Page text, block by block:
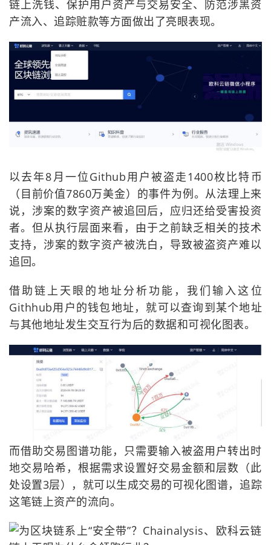
链上洗钱、保护用户资产与交易安全、防范涉黑资
产流入、追踪赃款等方面做出了亮眼表现。
以去年8月一位Github用户被盗走1400枚比特币
（目前价值7860万美金）的事件为例。从法理上来
说，涉案的数字资产被追回后，应归还给受害投资
者。但从执行层面来看，由于之前缺乏相关的技术
支持，涉案的数字资产被洗白，导致被盗资产难以
追回。
借助链上天眼的地址分析功能，我们输入这位
Githhub用户的钱包地址，就可以查询到某个地址
与其他地址发生交互行为后的数据和可视化图表。
而借助交易图谱功能，只需要输入被盗用户转出时
地交易哈希，根据需求设置好交易金额和层数（此
处设置3层），就可以生成交易的可视化图谱，追踪
这笔链上资产的流向。